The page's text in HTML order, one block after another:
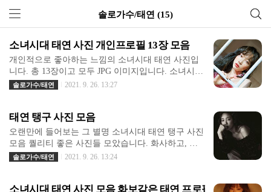
솔로가수/태연 (15)
소녀시대 태연 사진 개인프로필 13장 모음
개인적으로 좋아하는 느낌의 소녀시대 태연 사진입
니다. 총 13장이고 모두 JPG 이미지입니다. 소녀시대
팬 분들 다운받으시면 되겠습니다. 더 많은 사진으로
데, 그러면 너무 느려져서 조금 생각해보니까 한 10
장에서 30장 사이가 딱 적당할 것 같아요. 그 이상 사
진 올리면 너무 느려지고 정리도 안되고 그래서 적당
하게 사진 올릴 수 있도록 한번 노력해볼게요. 사진
정리하는 것도 정말 일입니다. 일.
솔로가수/태연 2021. 9. 26. 13:27
태연 탱구 사진 모음
오랜만에 들어보는 그 별명 소녀시대 태연 탱구 사진
모음 퀄리티 좋은 사진들 모았습니다. 화사하고, 화
보 사진도 많이 있습니다. 어지간하면 중복없이 올리
이즈 잘 안맞거나 조금 어설픈 사진들은 모두 컷! 탱
솔로가수/태연 2021. 9. 26. 13:24
소녀시대 태연 사진 모음 화보같은 태연 프로필 사진 스압주